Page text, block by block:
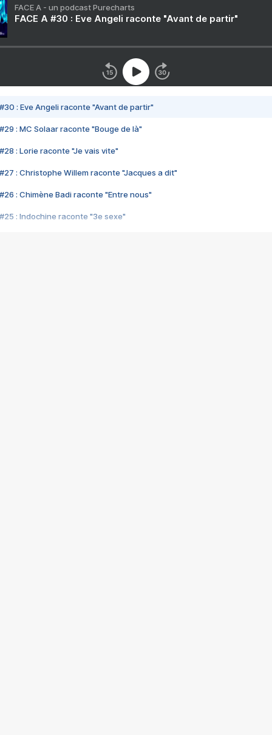
FACE A - un podcast Purecharts
FACE A #30 : Eve Angeli raconte "Avant de partir"
#30 : Eve Angeli raconte "Avant de partir"
#29 : MC Solaar raconte "Bouge de là"
#28 : Lorie raconte "Je vais vite"
#27 : Christophe Willem raconte "Jacques a dit"
#26 : Chimène Badi raconte "Entre nous"
#25 : Indochine raconte "3e sexe"